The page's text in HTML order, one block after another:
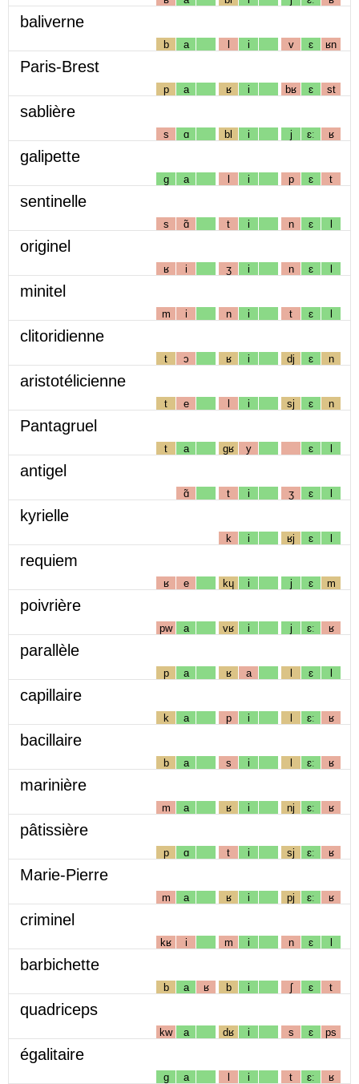
baliverne
b a l i v ɛ ʁn
Paris-Brest
p a ʁ i bʁ ɛ st
sablière
s ɑ bl i j ɛː ʁ
galipette
g a l i p ɛ t
sentinelle
s ɑ̃ t i n ɛ l
originel
ʁ i ʒ i n ɛ l
minitel
m i n i t ɛ l
clitoridienne
t ɔ ʁ i dj ɛ n
aristotélicienne
t e l i sj ɛ n
Pantagruel
t a gʁ y ɛ l
antigel
ɑ̃ t i ʒ ɛ l
kyrielle
k i ʁj ɛ l
requiem
ʁ e kɥ i j ɛ m
poivrière
pw a vʁ i j ɛː ʁ
parallèle
p a ʁ a l ɛ l
capillaire
k a p i l ɛː ʁ
bacillaire
b a s i l ɛː ʁ
marinière
m a ʁ i nj ɛː ʁ
pâtissière
p ɑ t i sj ɛː ʁ
Marie-Pierre
m a ʁ i pj ɛː ʁ
criminel
kʁ i m i n ɛ l
barbichette
b a ʁ b i ʃ ɛ t
quadriceps
kw a dʁ i s ɛ ps
égalitaire
g a l i t ɛː ʁ